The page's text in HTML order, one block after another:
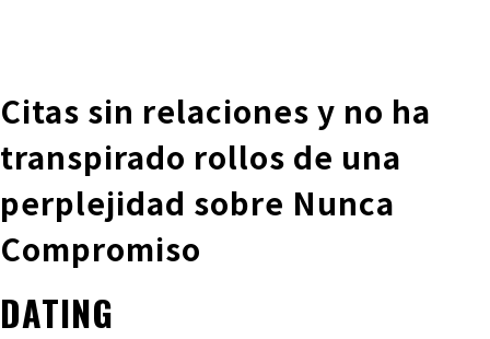
Citas sin relaciones y no ha
transpirado rollos de una
perplejidad sobre Nunca
Compromiso
DATING